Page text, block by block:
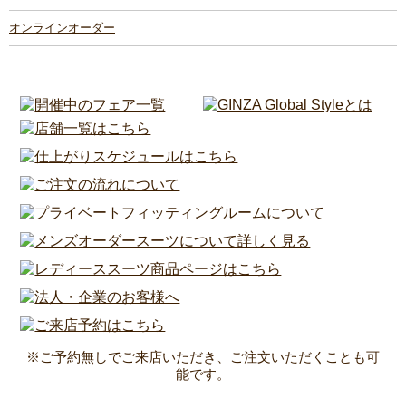
オンラインオーダー
※ご予約無しでご来店いただき、ご注文いただくことも可
能です。